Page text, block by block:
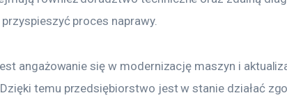
proces naprawy.
angażowanie się w modernizację maszyn i
temu przedsiębiorstwo jest w stanie działać